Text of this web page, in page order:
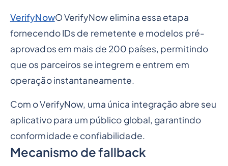
VerifyNowO VerifyNow elimina essa etapa
fornecendo IDs de remetente e modelos pré-
aprovados em mais de 200 países, permitindo
que os parceiros se integrem e entrem em
operação instantaneamente.
Com o VerifyNow, uma única integração abre seu
aplicativo para um público global, garantindo
conformidade e confiabilidade.
Mecanismo de fallback